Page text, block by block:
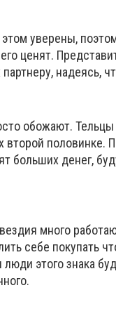
уверены,
ценят.
надеясь,
обожают.
половинке.
больших денег,
много
себе покупать
этого знака